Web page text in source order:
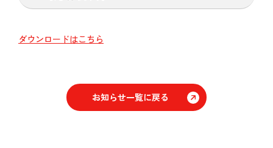
ダウンロードはこちら
お知らせ一覧に戻る